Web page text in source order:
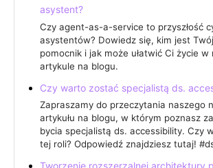
asystent?
Czy agent-as-a-service to przyszłość
asystentów? Dowiedz się, kim jest
pomocnik i jak może ułatwić Ci życie w
artykule na blogu.
Czy warto zostać specjalistą ds.
Zapraszamy do przeczytania naszego
artykułu na blogu, w którym poznasz
bycia specjalistą ds. accessibility. Czy
tej roli? Odpowiedź znajdziesz tutaj!
Tworzenie rozszerzalnej architektury